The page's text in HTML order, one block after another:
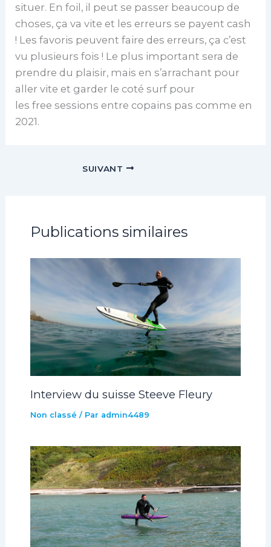
situer. En foil, il peut se passer beaucoup de
choses, ça va vite et les erreurs se payent cash
! Les favoris peuvent faire des erreurs, ça c’est
vu plusieurs fois ! Le plus important sera de
prendre du plaisir, mais en s’arrachant pour
aller vite et garder le coté surf pour
les free sessions entre copains pas comme en
2021.
SUIVANT
Publications similaires
Interview du suisse Steeve Fleury
Non classé / Par admin4489